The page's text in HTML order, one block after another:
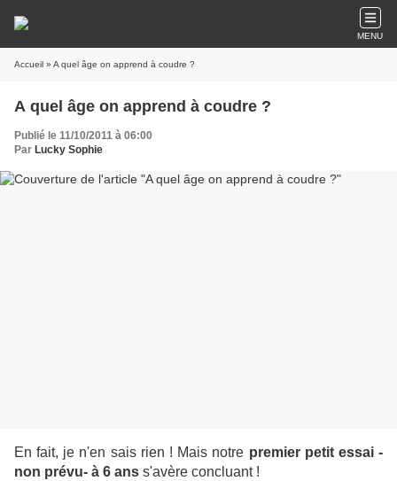
MENU
Accueil » A quel âge on apprend à coudre ?
A quel âge on apprend à coudre ?
Publié le 11/10/2011 à 06:00
Par Lucky Sophie
En fait, je n'en sais rien ! Mais notre premier petit essai -
non prévu- à 6 ans s'avère concluant !